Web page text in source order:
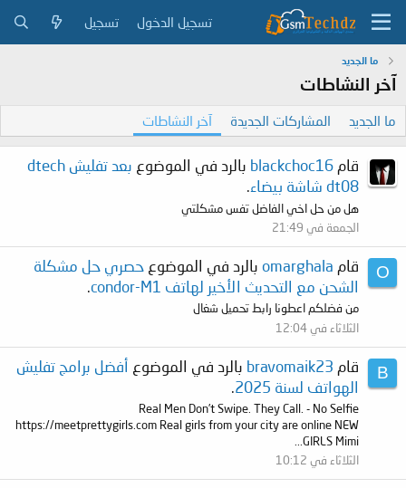
تسجيل الدخول تسجيل
ما الجديد
آخر النشاطات
ما الجديد المشاركات الجديدة آخر النشاطات
قام blackchoc16 بالرد في الموضوع
بعد تفليش dtech
dt08 شاشة بيضاء
.
هل من حل اخي الفاضل تفس مشكلتي
الجمعة في 21:49
O قام omarghala بالرد في الموضوع حصري حل مشكلة
الشحن مع التحديث الأخير لهاتف condor-M1
.
من فضلكم اعطونا رابط تحميل شغال
الثلاثاء في 12:04
B قام bravomaik23 بالرد في الموضوع أفضل برامج تفليش
الهواتف لسنة 2025
.
Real Men Don’t Swipe. They Call. - No Selfie
https://meetprettygirls.com Real girls from your city are online NEW
GIRLS Mimi...
الثلاثاء في 10:12